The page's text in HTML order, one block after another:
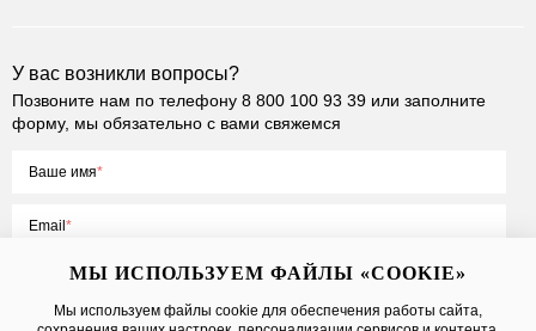
У вас возникли вопросы?
Позвоните нам по телефону 8 800 100 93 39 или заполните
форму, мы обязательно с вами свяжемся
Ваше имя
Email
МЫ ИСПОЛЬЗУЕМ ФАЙЛЫ «COOKIE»
Мы используем файлы cookie для обеспечения работы сайта,